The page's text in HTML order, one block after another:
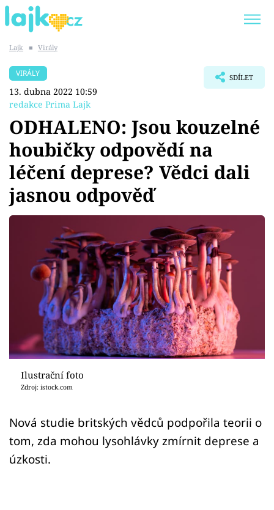
SHOPAHOLICADEL
Témata
Showbyznys
Youtubeři
Virály
Sex a vztahy
Videa
Sledujte prima+
Přihlášení
Sledujte nás
Lajk ■ Virály
VIRÁLY
13. dubna 2022 10:59
redakce Prima Lajk
SDÍLET
ODHALENO: Jsou kouzelné
houbičky odpovědí na
léčení deprese? Vědci dali
jasnou odpověď
Ilustrační foto
Zdroj: istock.com
Nová studie britských vědců podpořila teorii o
tom, zda mohou lysohlávky zmírnit deprese a
úzkosti.